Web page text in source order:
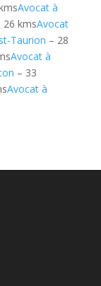
Avocat à
kmsAvocat
Taurion – 28
Avocat à
– 33
Avocat à